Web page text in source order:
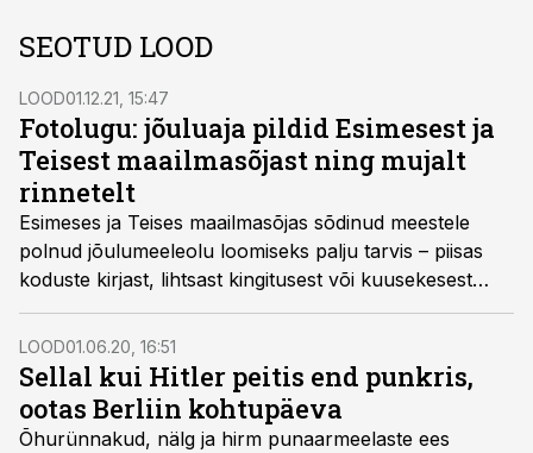
SEOTUD LOOD
LOOD01.12.21, 15:47
Fotolugu: jõuluaja pildid Esimesest ja
Teisest maailmasõjast ning mujalt
rinnetelt
Esimeses ja Teises maailmasõjas sõdinud meestele
polnud jõulumeeleolu loomiseks palju tarvis – piisas
koduste kirjast, lihtsast kingitusest või kuusekesest
barakis. Ehkki ümberringi lõhkesid mürsud ja pommid,
püüdsid sõdurid jõulutraditsioone ikkagi järgida ning
veidikenegi pühademeeleolu luua.
LOOD01.06.20, 16:51
Sellal kui Hitler peitis end punkris,
ootas Berliin kohtupäeva
Õhurünnakud, nälg ja hirm punaarmeelaste ees